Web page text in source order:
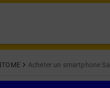
Acheter un smartphone